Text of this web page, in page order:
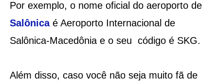
Por exemplo, o nome oficial do aeroporto de
Salônicaé Aeroporto Internacional de
Salônica-Macedônia e o seu código é SKG.
Além disso, caso você não seja muito fã de